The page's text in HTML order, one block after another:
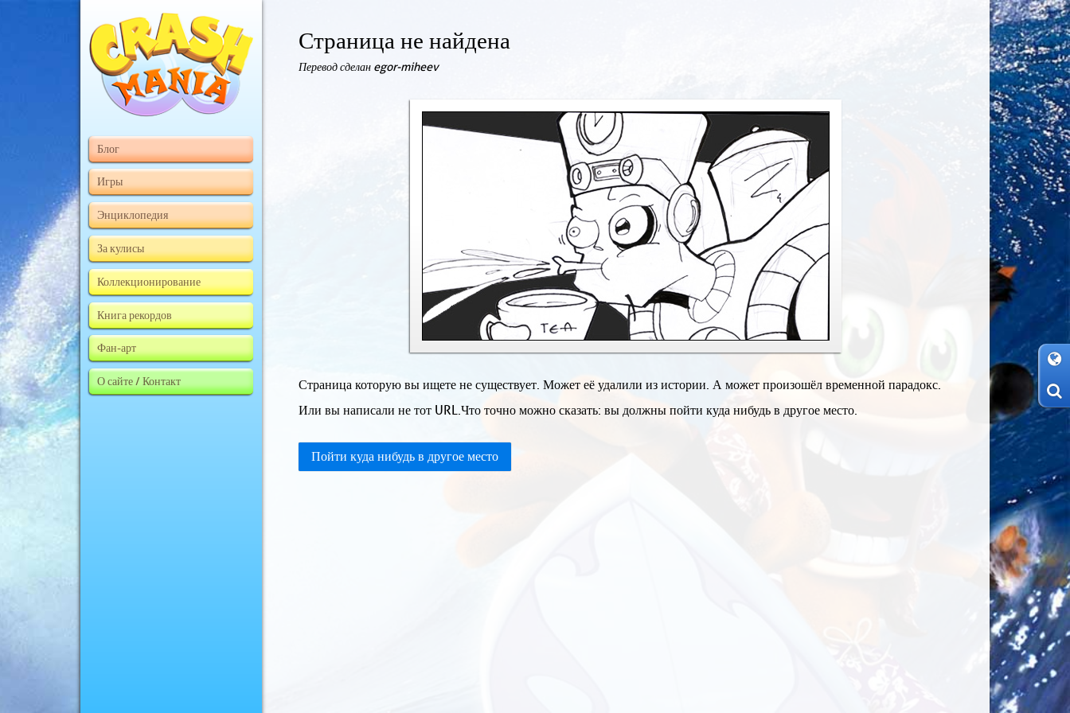
Блог
Игры
Энциклопедия
За кулисы
Коллекционирование
Книга рекордов
Фан-арт
О сайте / Контакт
Страница не найдена
Перевод сделан egor-miheev
Страница которую вы ищете не существует. Может её удалили из истории. А может произошёл временной парадокс.
Или вы написали не тот URL.Что точно можно сказать: вы должны пойти куда нибудь в другое место.
Пойти куда нибудь в другое место